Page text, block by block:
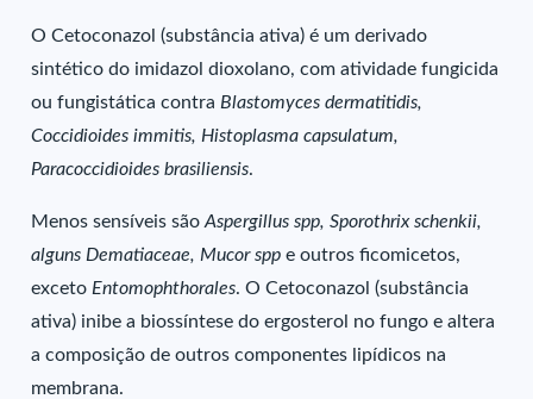
O Cetoconazol (substância ativa) é um derivado
sintético do imidazol dioxolano, com atividade fungicida
ou fungistática contra Blastomyces dermatitidis,
Coccidioides immitis, Histoplasma capsulatum,
Paracoccidioides brasiliensis.
Menos sensíveis sãoAspergillus spp, Sporothrix schenkii,
alguns Dematiaceae, Mucor spp e outros ficomicetos,
exceto Entomophthorales. O Cetoconazol (substância
ativa) inibe a biossíntese do ergosterol no fungo e altera
a composição de outros componentes lipídicos na
membrana.